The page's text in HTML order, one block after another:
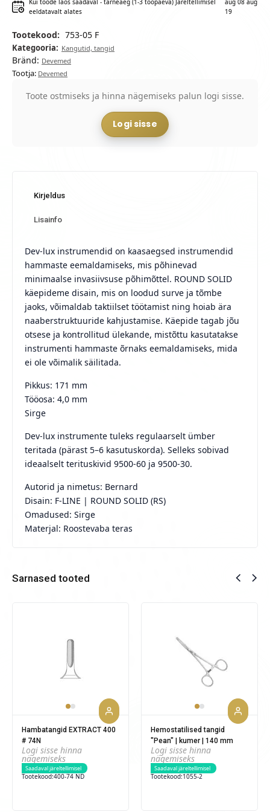
eeldatavalt alates
19
Tootekood: 753-05 F
Kategooria: Kangutid, tangid
Bränd: Devemed
Tootja: Devemed
Toote ostmiseks ja hinna nägemiseks palun logi sisse.
Logi sisse
Kirjeldus
Lisainfo
Dev-lux instrumendid on kaasaegsed instrumendid
hammaste eemaldamiseks, mis põhinevad
minimaalse invasiivsuse põhimõttel. ROUND SOLID
käepideme disain, mis on loodud surve ja tõmbe
jaoks, võimaldab taktiilset töötamist ning hoiab ära
naaberstruktuuride kahjustamise. Käepide tagab jõu
otsese ja kontrollitud ülekande, mistõttu kasutatakse
instrumenti hammaste õrnaks eemaldamiseks, mida
ei ole võimalik säilitada.
Pikkus: 171 mm
Tööosa: 4,0 mm
Sirge
Dev-lux instrumente tuleks regulaarselt ümber
teritada (pärast 5–6 kasutuskorda). Selleks sobivad
ideaalselt terituskivid 9500-60 ja 9500-30.
Autorid ja nimetus: Bernard
Disain: F-LINE | ROUND SOLID (RS)
Omadused: Sirge
Materjal: Roostevaba teras
Sarnased tooted
Hambatangid EXTRACT 400
# 74N
Logi sisse hinna
nägemiseks
Saadaval järeltellimisel
Tootekood:400-74 ND
Hemostatilised tangid
"Pean" | kumer | 140 mm
Logi sisse hinna
nägemiseks
Saadaval järeltellimisel
Tootekood:1055-2